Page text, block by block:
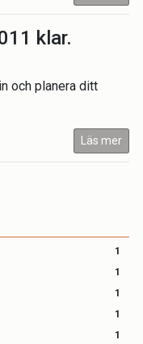
1
1
1
1
1
klar.
och planera ditt
Läs mer